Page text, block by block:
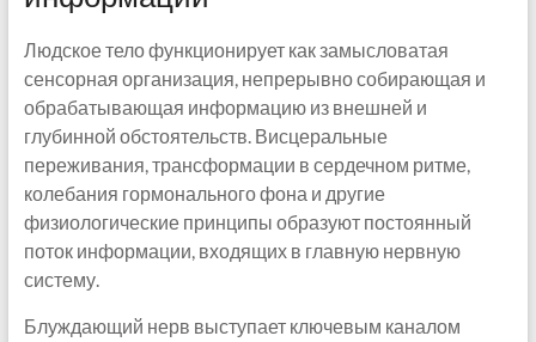
Людское тело функционирует как замысловатая
сенсорная организация, непрерывно собирающая и
обрабатывающая информацию из внешней и
глубинной обстоятельств. Висцеральные
переживания, трансформации в сердечном ритме,
колебания гормонального фона и другие
физиологические принципы образуют постоянный
поток информации, входящих в главную нервную
систему.
Блуждающий нерв выступает ключевым каналом